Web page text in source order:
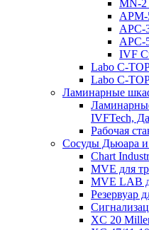
MN-2
APM-
APC-
APC-
IVF
Labo С-
Labo С-ТОР
Ламинарные
IVFTech,
Рабочая
Сосуды Дьюара
Chart
MVE для
MVE LAB
Резервуар
XC 20